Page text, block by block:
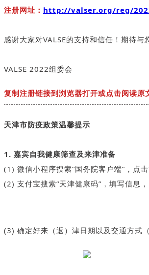
注册网址： http://valser.org/reg/
感谢大家对VALSE的支持和信任！期待
VALSE 2022组委会
复制注册链接到浏览器打开或点击阅读原
天津市防疫政策温馨提示
1. 嘉宾自我健康筛查及来津准备
(1) 微信小程序搜索“国务院客户端”，点
(2) 支付宝搜索“天津健康码”，填写信息
(3) 确定好来（返）津日期以及交通方式